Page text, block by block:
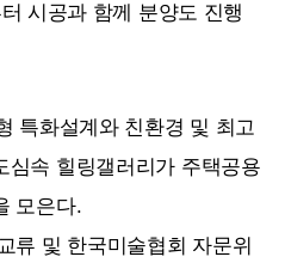
시공과 함께 분양도 진행
특화설계와 친환경 및 최고
심속 힐링갤러리가 주택공용
모은다.
류 및 한국미술협회 자문위